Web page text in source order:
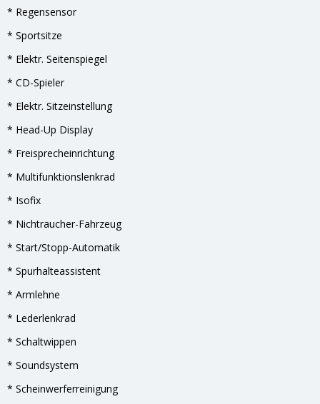
* Regensensor
* Sportsitze
* Elektr. Seitenspiegel
* CD-Spieler
* Elektr. Sitzeinstellung
* Head-Up Display
* Freisprecheinrichtung
* Multifunktionslenkrad
* Isofix
* Nichtraucher-Fahrzeug
* Start/Stopp-Automatik
* Spurhalteassistent
* Armlehne
* Lederlenkrad
* Schaltwippen
* Soundsystem
* Scheinwerferreinigung